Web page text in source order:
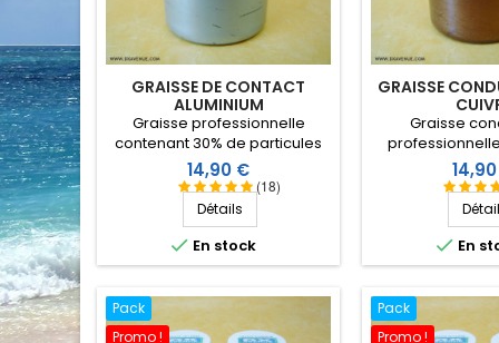
GRAISSE DE CONTACT
ALUMINIUM
(18)
Graisse professionnelle
contenant 30% de particules
d’aluminium, recommandée
pour l'assemblage des tubes
d'antennes en aluminium (ou
alliages) en évitant le
grippage, la corrosion, et la
formation d'alumine.
Prix
14,90 €
Détails
 En stock
GRAISSE
Graisse
cuivre,
notamment pour
nécessitant
électrique
Evite
permet un
Prix
 En
Pack
Promo !
Pack
Promo !